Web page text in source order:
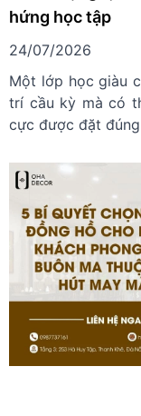
hứng học tập
24/07/2026
Một lớp học giàu
trí cầu kỳ mà có
cực được đặt